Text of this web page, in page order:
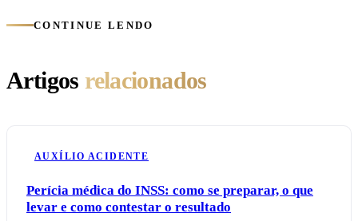
CONTINUE LENDO
Artigos relacionados
AUXÍLIO ACIDENTE
Perícia médica do INSS: como se preparar, o que
levar e como contestar o resultado